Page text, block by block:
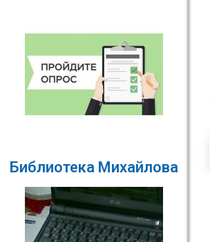
Библиотека Михайлова